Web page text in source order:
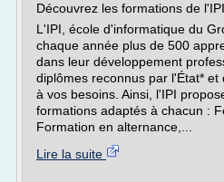
Découvrez les formations de l'IPI
L'IPI, école d'informatique du
chaque année plus de 500
dans leur développement
diplômes reconnus par l'État*
à vos besoins. Ainsi, l'IPI
formations adaptés à chacun :
Formation en alternance,...
Lire la suite